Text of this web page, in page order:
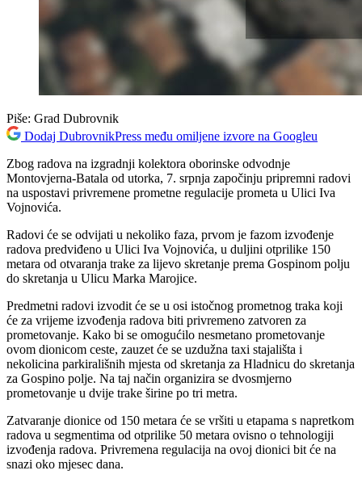
Piše: Grad Dubrovnik
Dodaj DubrovnikPress među omiljene izvore na Googleu
Zbog radova na izgradnji kolektora oborinske odvodnje
Montovjerna-Batala od utorka, 7. srpnja započinju pripremni radovi
na uspostavi privremene prometne regulacije prometa u Ulici Iva
Vojnovića.
Radovi će se odvijati u nekoliko faza, prvom je fazom izvođenje
radova predviđeno u Ulici Iva Vojnovića, u duljini otprilike 150
metara od otvaranja trake za lijevo skretanje prema Gospinom polju
do skretanja u Ulicu Marka Marojice.
Predmetni radovi izvodit će se u osi istočnog prometnog traka koji
će za vrijeme izvođenja radova biti privremeno zatvoren za
prometovanje. Kako bi se omogućilo nesmetano prometovanje
ovom dionicom ceste, zauzet će se uzdužna taxi stajališta i
nekolicina parkirališnih mjesta od skretanja za Hladnicu do skretanja
za Gospino polje. Na taj način organizira se dvosmjerno
prometovanje u dvije trake širine po tri metra.
Zatvaranje dionice od 150 metara će se vršiti u etapama s napretkom
radova u segmentima od otprilike 50 metara ovisno o tehnologiji
izvođenja radova. Privremena regulacija na ovoj dionici bit će na
snazi oko mjesec dana.